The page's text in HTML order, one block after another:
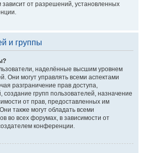
зависит от разрешений, установленных
и группы
наделённые высшим уровнем
Они могут управлять всеми аспектами
разграничение прав доступа,
создание групп пользователей, назначение
от прав, предоставленных им
также могут обладать всеми
во всех форумах, в зависимости от
конференции.